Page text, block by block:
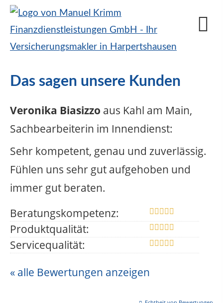
Das sagen unsere Kunden
Veronika Biasizzo aus Kahl am Main,
Sachbearbeiterin im Innendienst:
Sehr kompetent, genau und zuverlässig.
Fühlen uns sehr gut aufgehoben und
immer gut beraten.
Beratungskompetenz:
Produktqualität:
Servicequalität:
« alle Bewertungen anzeigen